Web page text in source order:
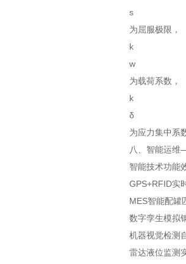
s
为屈服极限，
k
w
为载荷系数，
k
δ
为应力集中系
八、智能运
智能技术功能
GPS+RFID实
MES智能配罐
数字孪生模拟
机器视觉检测
雷达液位监测